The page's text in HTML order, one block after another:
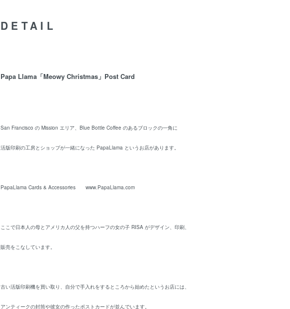
DETAIL
Papa Llama「Meowy Christmas」Post Card
San Francisco の Mission エリア、Blue Bottle Coffee のあるブロックの一角に
活版印刷の工房とショップが一緒になった PapaLlama というお店があります。
PapaLlama Cards & Accessories www.PapaLlama.com
ここで日本人の母とアメリカ人の父を持つハーフの女の子 RISA がデザイン、印刷、
販売をこなしています。
古い活版印刷機を買い取り、自分で手入れをするところから始めたというお店には、
アンティークの封筒や彼女の作ったポストカードが並んでいます。